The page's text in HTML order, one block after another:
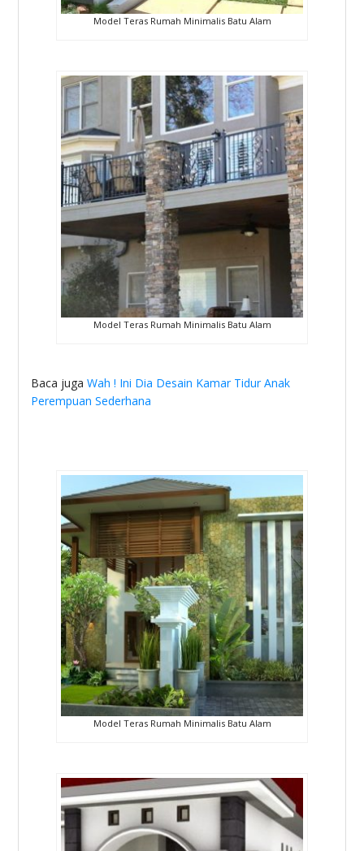
Model Teras Rumah Minimalis Batu Alam
Model Teras Rumah Minimalis Batu Alam
Baca jugaWah ! Ini Dia Desain Kamar Tidur Anak
Perempuan Sederhana
Model Teras Rumah Minimalis Batu Alam